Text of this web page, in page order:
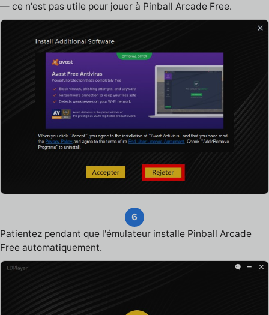
— ce n'est pas utile pour jouer à Pinball Arcade Free.
6
Patientez pendant que l'émulateur installe Pinball Arcade
Free automatiquement.